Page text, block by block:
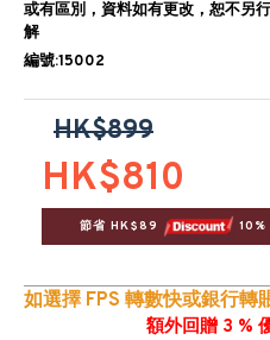
或有區別，資料如有更改，恕不另
解
編號:15002
HK$810
HK$899
節省 HK$89 10%
如選擇 FPS 轉數快或銀行轉
額外回贈 3 %